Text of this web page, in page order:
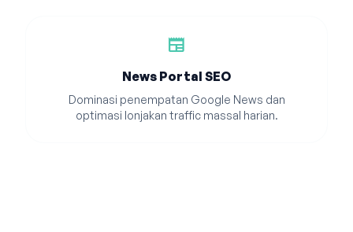
newspaper
News Portal SEO
Dominasi penempatan Google News dan
optimasi lonjakan traffic massal harian.